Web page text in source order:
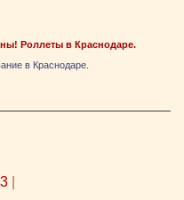
Роллеты в Краснодаре.
в Краснодаре.
3|